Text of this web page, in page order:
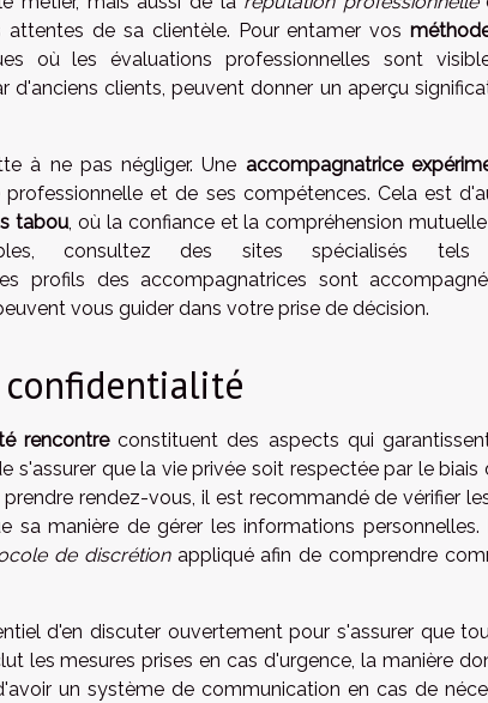
attentes de sa clientèle. Pour entamer vos
où les évaluations professionnelles sont
d'anciens clients, peuvent donner un aperçu
à ne pas négliger. Une accompagnatrice
et de ses compétences. Cela est
tabou, où la confiance et la compréhension
consultez des sites spécialisés tels
profils des accompagnatrices sont
vous guider dans votre prise de décision.
confidentialité
rencontreconstituent des aspects qui
s'assurer que la vie privée soit respectée par le biais
rendez-vous, il est recommandé de vérifier
sa manière de gérer les informations personnelles.
de discrétionappliqué afin de comprendre
d'en discuter ouvertement pour s'assurer que
les mesures prises en cas d'urgence, la manière
un système de communication en cas de